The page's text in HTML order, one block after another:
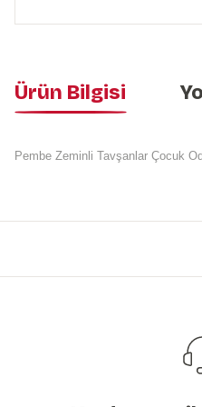
Ürün Bilgisi
Pembe Zeminli Tavşanlar Çocuk
Bu ürüne benzer farklı